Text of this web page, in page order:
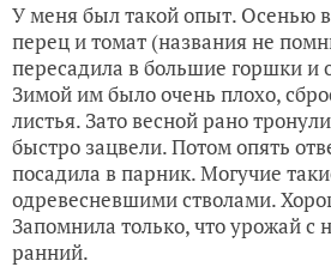
У меня был такой опыт. Осенью
перец и томат (названия не
пересадила в большие горшки и
Зимой им было очень плохо,
листья. Зато весной рано
быстро зацвели. Потом опять
посадила в парник. Могучие
одревесневшими стволами.
Запомнила только, что урожай с
ранний.